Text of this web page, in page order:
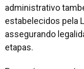
administrativo
estabelecidos pela
assegurando
etapas.